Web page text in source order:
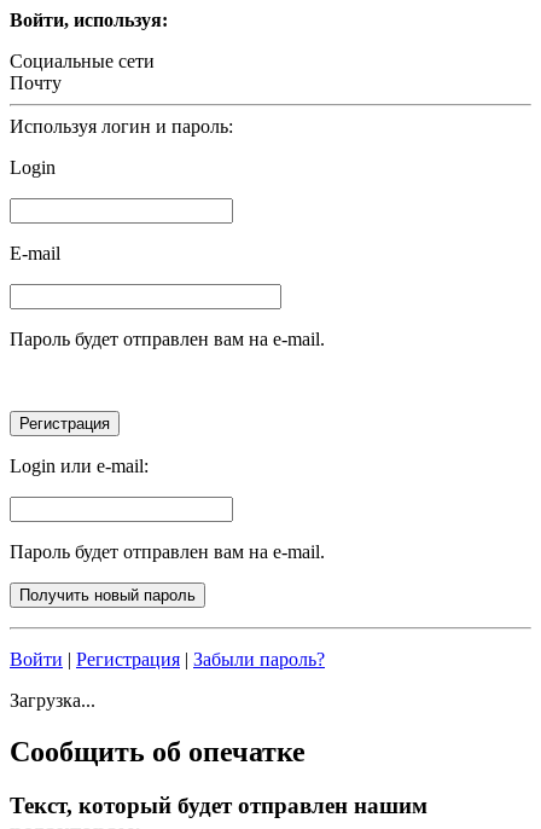
Войти, используя:
Социальные сети
Почту
Используя логин и пароль:
Login
E-mail
Пароль будет отправлен вам на e-mail.
Login или e-mail:
Пароль будет отправлен вам на e-mail.
Войти | Регистрация | Забыли пароль?
Загрузка...
Сообщить об опечатке
Текст, который будет отправлен нашим